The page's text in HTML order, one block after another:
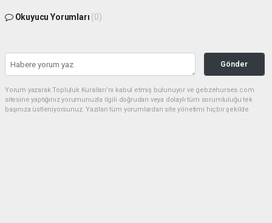
Okuyucu Yorumları (0)
Gönder
Yorum yazarak Topluluk Kuralları’nı kabul etmiş bulunuyor ve gebzehurses.com
sitesine yaptığınız yorumunuzla ilgili doğrudan veya dolaylı tüm sorumluluğu tek
başınıza üstleniyorsunuz. Yazılan tüm yorumlardan site yönetimi hiçbir şekilde